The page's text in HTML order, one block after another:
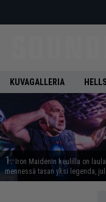
KUVAGALLERIA
1. Iron Maidenin keulilla on
mennessä tasan yksi legenda,